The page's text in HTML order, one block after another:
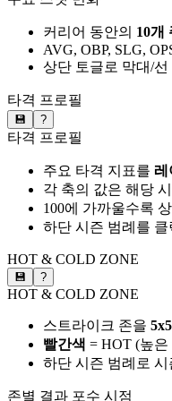
커리어 동안의 10개
AVG, OBP, SLG,
상단 토글로 막대/
타격 프로필
💾 ?
타격 프로필
주요 타격 지표를 레
각 축의 값은 해당
100에 가까울수록
하단 시즌 범례를
HOT & COLD ZONE
💾 ?
HOT & COLD ZONE
스트라이크 존을 5x5
빨간색 = HOT (높은
하단 시즌 범례로
존별 결과 포수 시점